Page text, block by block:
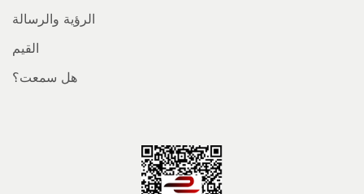
الرؤية والرسالة
القيم
هل سمعت؟